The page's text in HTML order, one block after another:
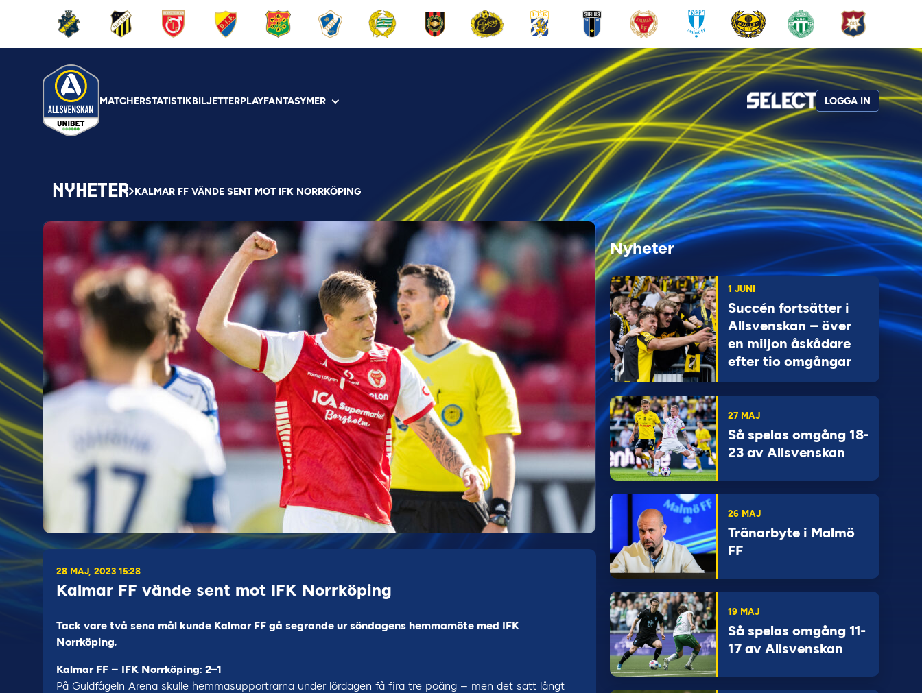
MATCHERSTATISTIKBILJETTERPLAYFANTASYMER LOGGA IN
NYHETER KALMAR FF VÄNDE SENT MOT IFK NORRKÖPING
28 MAJ, 2023 15:28
Kalmar FF vände sent mot IFK Norrköping
Tack vare två sena mål kunde Kalmar FF gå segrande ur söndagens hemmamöte med IFK
Norrköping.
Kalmar FF – IFK Norrköping: 2–1
På Guldfågeln Arena skulle hemmasupportrarna under lördagen få fira tre poäng – men det satt långt
Nyheter
1 JUNI
Succén fortsätter i
Allsvenskan – över
en miljon åskådare
efter tio omgångar
27 MAJ
Så spelas omgång 18-
23 av Allsvenskan
26 MAJ
Tränarbyte i Malmö
FF
19 MAJ
Så spelas omgång 11-
17 av Allsvenskan